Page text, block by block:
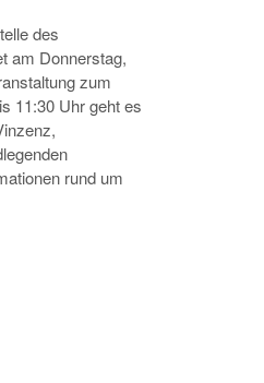
des
am Donnerstag,
zum
11:30 Uhr geht es
rund um